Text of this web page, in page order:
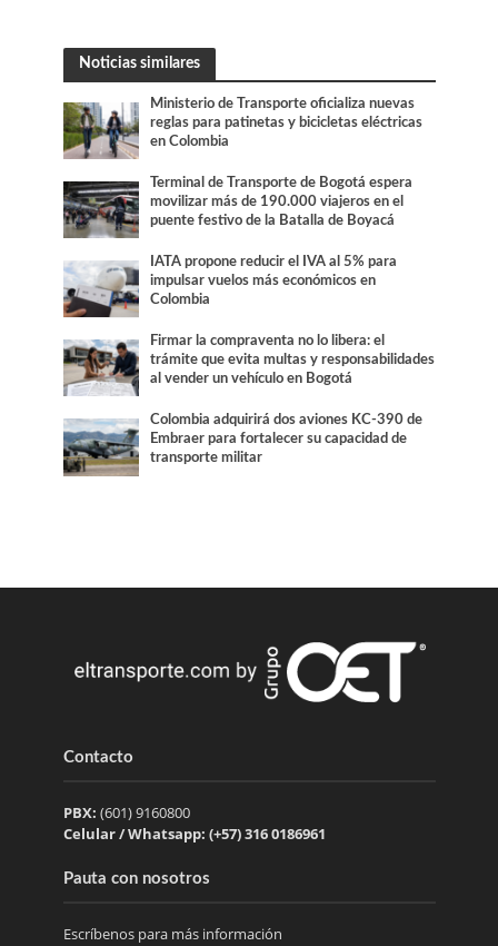
Noticias similares
Ministerio de Transporte oficializa nuevas
reglas para patinetas y bicicletas eléctricas
en Colombia
Terminal de Transporte de Bogotá espera
movilizar más de 190.000 viajeros en el
puente festivo de la Batalla de Boyacá
IATA propone reducir el IVA al 5% para
impulsar vuelos más económicos en
Colombia
Firmar la compraventa no lo libera: el
trámite que evita multas y responsabilidades
al vender un vehículo en Bogotá
Colombia adquirirá dos aviones KC-390 de
Embraer para fortalecer su capacidad de
transporte militar
Contacto
PBX: (601) 9160800
Celular / Whatsapp: (+57) 316 0186961
Pauta con nosotros
Escríbenos para más información